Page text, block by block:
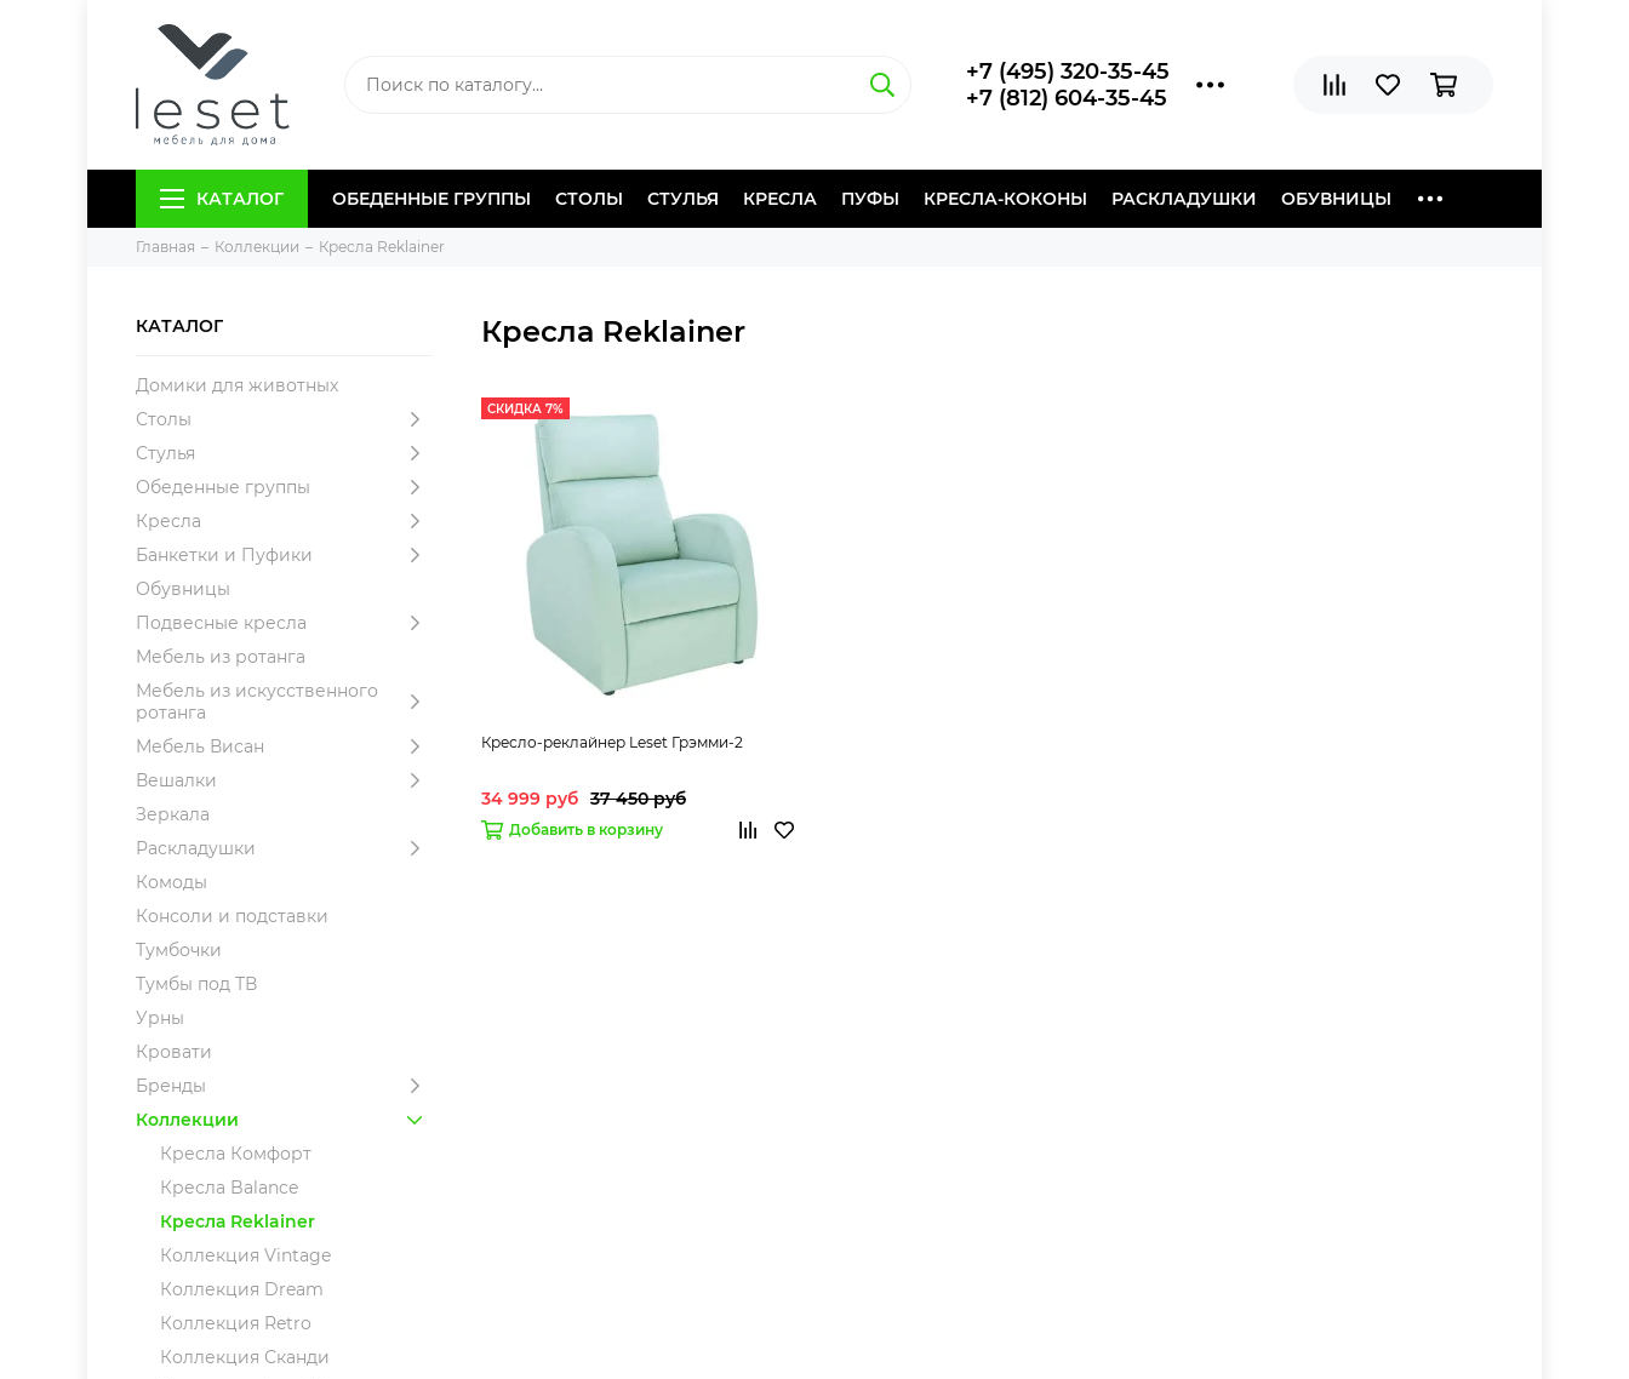
+7 (495) 320-35-45
+7 (812) 604-35-45
КАТАЛОГ ОБЕДЕННЫЕ ГРУППЫ СТОЛЫ СТУЛЬЯ КРЕСЛА ПУФЫ КРЕСЛА-КОКОНЫ РАСКЛАДУШКИ ОБУВНИЦЫ
Главная Коллекции Кресла Reklainer
КАТАЛОГ
Домики для животных
Столы
Стулья
Обеденные группы
Кресла
Банкетки и Пуфики
Обувницы
Подвесные кресла
Мебель из ротанга
Мебель из искусственного
ротанга
Мебель Висан
Вешалки
Зеркала
Раскладушки
Комоды
Консоли и подставки
Тумбочки
Тумбы под ТВ
Урны
Кровати
Бренды
Коллекции
Кресла Комфорт
Кресла Balance
Кресла Reklainer
Коллекция Vintage
Коллекция Dream
Коллекция Retro
Коллекция Сканди
Кресла Reklainer
СКИДКА 7%
Кресло-реклайнер Leset Грэмми-2
34 999 руб 37 450 руб
Добавить в корзину